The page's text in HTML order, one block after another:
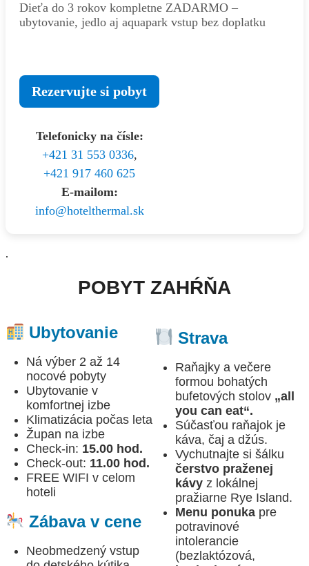
Dieťa do 3 rokov kompletne ZADARMO –
ubytovanie, jedlo aj aquapark vstup bez doplatku
Rezervujte si pobyt
Telefonicky na čísle:
+421 31 553 0336,
+421 917 460 625
E-mailom:
info@hotelthermal.sk
.
POBYT ZAHŔŇA
Ubytovanie
Ná výber 2 až 14
nocové pobyty
Ubytovanie v
komfortnej izbe
Klimatizácia počas leta
Župan na izbe
Check-in: 15.00 hod.
Check-out: 11.00 hod.
FREE WIFI v celom
hoteli
Zábava v cene
Neobmedzený vstup
Strava
Raňajky a večere
formou bohatých
bufetových stolov „all
you can eat“.
Súčasťou raňajok je
káva, čaj a džús.
Vychutnajte si šálku
čerstvo praženej
kávy z lokálnej
pražiarne Rye Island.
Menu ponuka pre
potravinové
intolerancie
(bezlaktózová,